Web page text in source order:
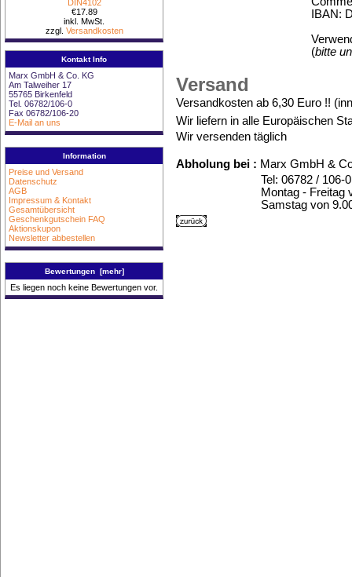
DIN4102
€17.89
inkl. MwSt.
zzgl. Versandkosten
Kontakt Info
Marx GmbH & Co. KG
Am Talweiher 17
55765 Birkenfeld
Tel. 06782/106-0
Fax 06782/106-20
E-Mail an uns
Information
Preise und Versand
Datenschutz
AGB
Impressum & Kontakt
Gesamtübersicht
Geschenkgutschein FAQ
Aktionskupon
Newsletter abbestellen
Bewertungen [mehr]
Es liegen noch keine Bewertungen vor.
IBAN: DE74 5624
Verwendungszweck
(bitte
Versand
Versandkosten ab 6,30 Euro !!
Wir liefern in alle Europäischen
Wir versenden täglich
Abholung bei : Marx GmbH &
Tel: 06782 / 106-0
Montag - Freitag von
Samstag von 9.00 -